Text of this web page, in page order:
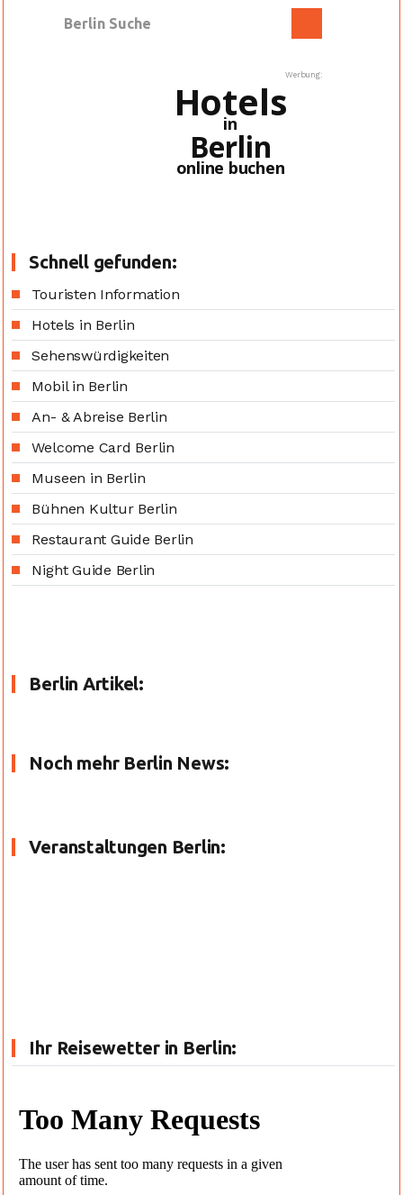
Werbung:
Hotels
in
Berlin
online buchen
Schnell gefunden:
Touristen Information
Hotels in Berlin
Sehenswürdigkeiten
Mobil in Berlin
An- & Abreise Berlin
Welcome Card Berlin
Museen in Berlin
Bühnen Kultur Berlin
Restaurant Guide Berlin
Night Guide Berlin
Berlin Artikel:
Noch mehr Berlin News:
Veranstaltungen Berlin:
Ihr Reisewetter in Berlin: